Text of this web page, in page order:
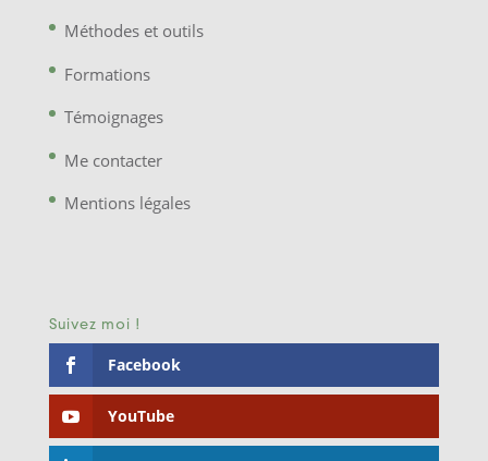
Méthodes et outils
Formations
Témoignages
Me contacter
Mentions légales
Suivez moi !
Facebook
YouTube